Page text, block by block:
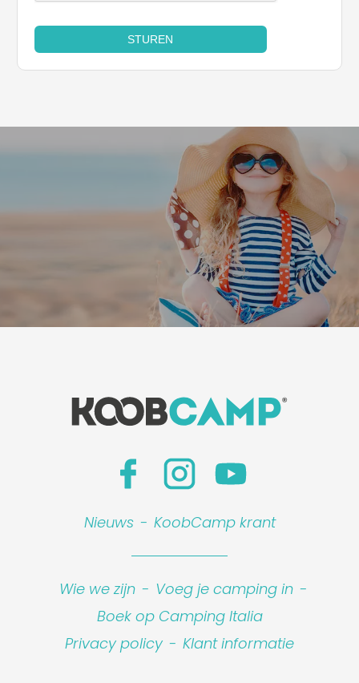
STUREN
Nieuws - KoobCamp krant
Wie we zijn - Voeg je camping in -
Boek op Camping Italia
Privacy policy - Klant informatie